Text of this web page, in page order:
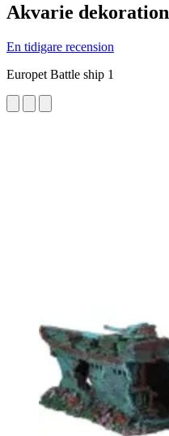
Akvarie dekoration
En tidigare recension
Europet Battle ship 1